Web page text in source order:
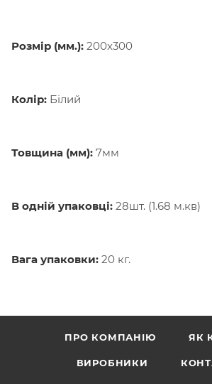
Розмір (мм.): 200x300
Колір: Білий
Товщина (мм): 7мм
В одній упаковці: 28шт. (1.68 м.кв)
Вага упаковки: 20 кг.
ПРО КОМПАНІЮ ЯК
ВИРОБНИКИ